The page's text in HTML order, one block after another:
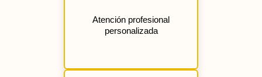
Atención profesional
personalizada